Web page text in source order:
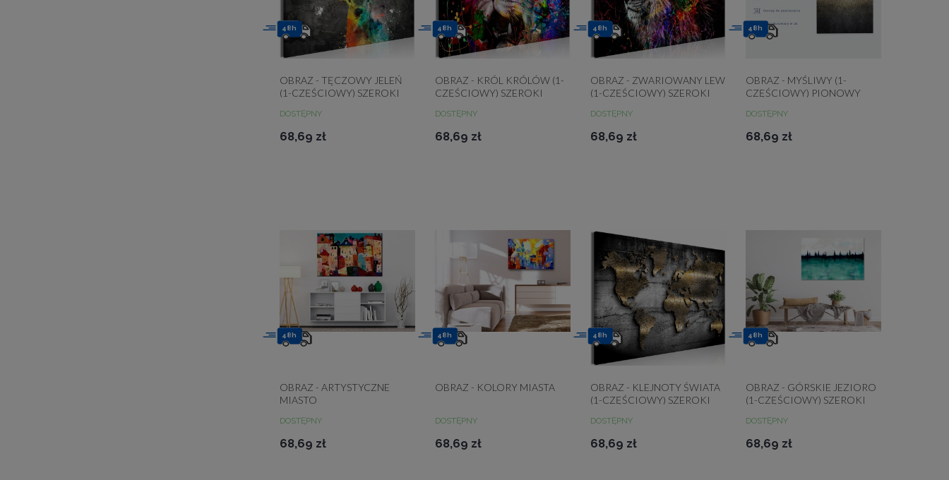
OBRAZ - TĘCZOWY JELEŃ
(1-CZĘŚCIOWY) SZEROKI
DOSTĘPNY
68,69 zł
48h
OBRAZ - KRÓL KRÓLÓW (1-
CZĘŚCIOWY) SZEROKI
DOSTĘPNY
68,69 zł
48h
OBRAZ - ZWARIOWANY LEW
(1-CZĘŚCIOWY) SZEROKI
DOSTĘPNY
68,69 zł
48h
OBRAZ - MYŚLIWY (1-
CZĘŚCIOWY) PIONOWY
DOSTĘPNY
68,69 zł
48h
OBRAZ - ARTYSTYCZNE
MIASTO
DOSTĘPNY
68,69 zł
48h
OBRAZ - KOLORY MIASTA
DOSTĘPNY
68,69 zł
48h
OBRAZ - KLEJNOTY ŚWIATA
(1-CZĘŚCIOWY) SZEROKI
DOSTĘPNY
68,69 zł
48h
OBRAZ - GÓRSKIE JEZIORO
(1-CZĘŚCIOWY) SZEROKI
DOSTĘPNY
68,69 zł
48h